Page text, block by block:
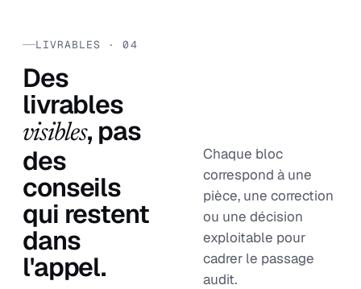
LIVRABLES · 04
Des
livrables
visibles, pas
des
conseils
qui restent
dans
l'appel.
Chaque bloc
correspond à une
pièce, une correction
ou une décision
exploitable pour
cadrer le passage
audit.